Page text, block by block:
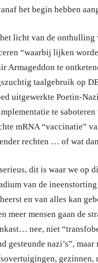
het begin hebben
licht van de onthulling
“waarbij lijken
Armageddon te
taalgebruik op
uitgewerkte Poetin-
te
mRNA “vaccinatie”
rechten … of wat
dit is waar we op
van de
en van alles kan
meer mensen gaan de
nee, niet
gesteunde nazi’s”,
gezinnen,